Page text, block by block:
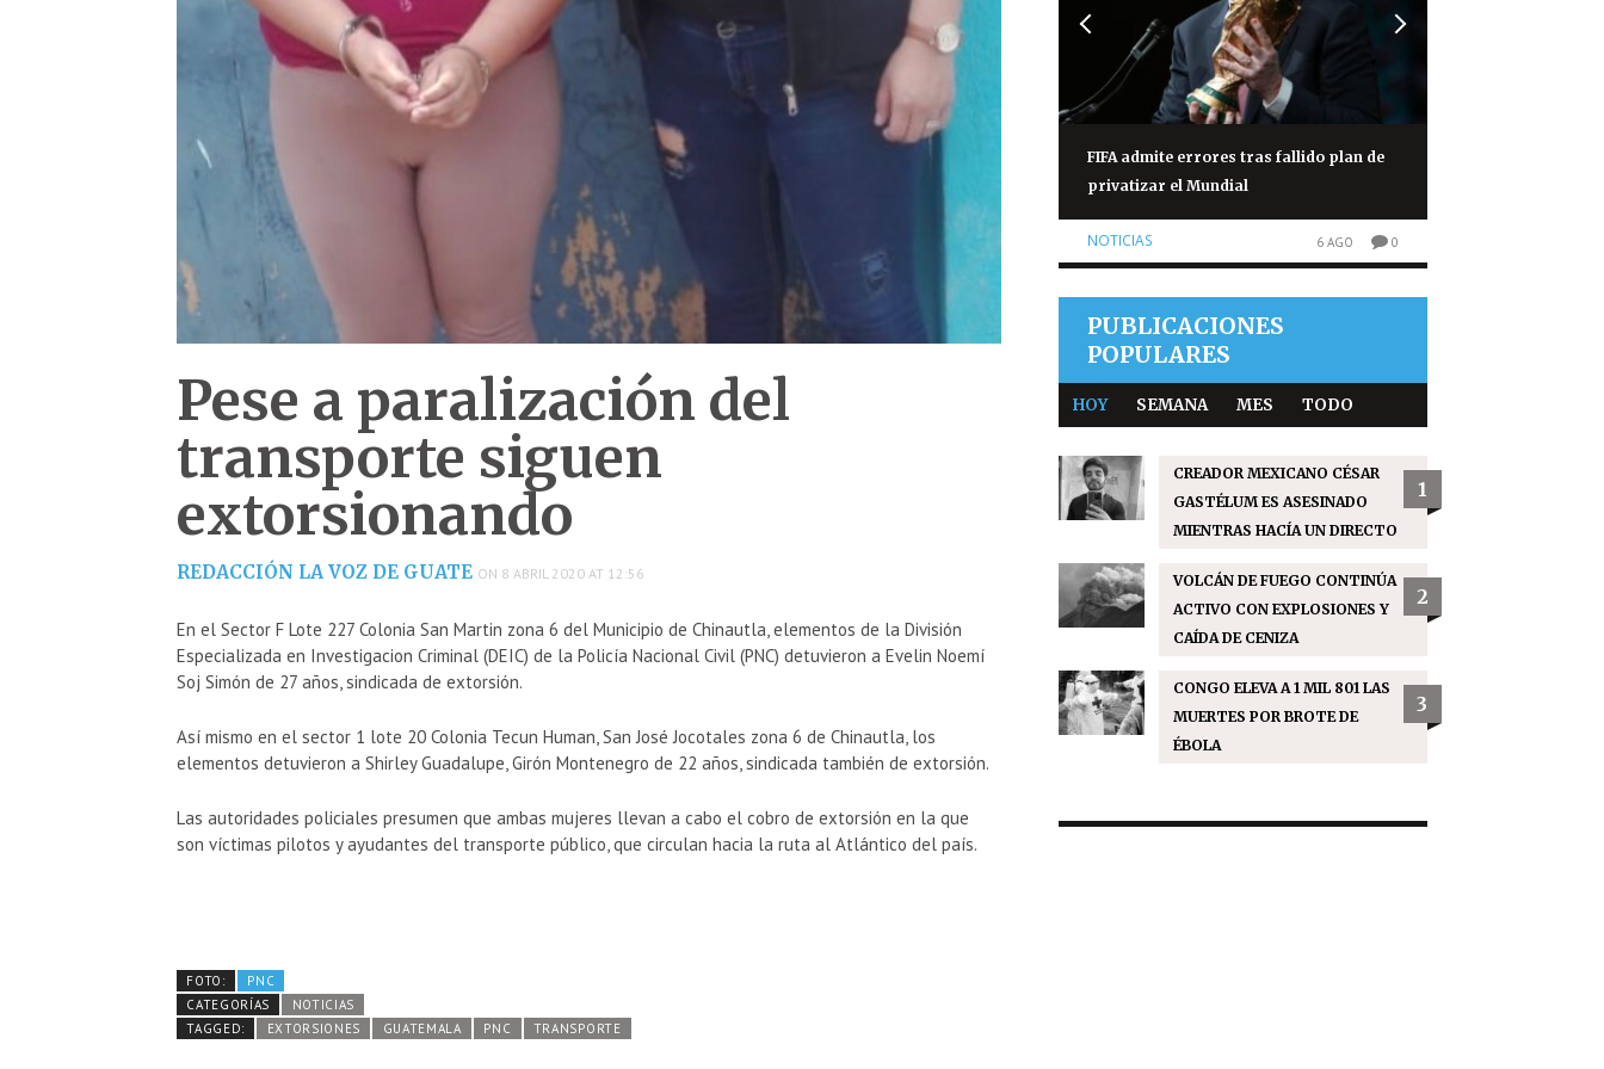
Pese a paralización del
transporte siguen
extorsionando
REDACCIÓN LA VOZ DE GUATE ON 8 ABRIL 2020 AT 12:56
En el Sector F Lote 227 Colonia San Martin zona 6 del Municipio de Chinautla, elementos de la División
Especializada en Investigacion Criminal (DEIC) de la Policía Nacional Civil (PNC) detuvieron a Evelin Noemí
Soj Simón de 27 años, sindicada de extorsión.
Así mismo en el sector 1 lote 20 Colonia Tecun Human, San José Jocotales zona 6 de Chinautla, los
elementos detuvieron a Shirley Guadalupe, Girón Montenegro de 22 años, sindicada también de extorsión.
Las autoridades policiales presumen que ambas mujeres llevan a cabo el cobro de extorsión en la que
son víctimas pilotos y ayudantes del transporte público, que circulan hacia la ruta al Atlántico del país.
FOTO:
PNC
CATEGORÍAS
NOTICIAS
TAGGED:
EXTORSIONES GUATEMALA PNC TRANSPORTE
FIFA admite errores tras fallido plan de
privatizar el Mundial
NOTICIAS 6 AGO 0
PUBLICACIONES
POPULARES
HOY SEMANA MES TODO
CREADOR MEXICANO CÉSAR
GASTÉLUM ES ASESINADO
MIENTRAS HACÍA UN DIRECTO
1
VOLCÁN DE FUEGO CONTINÚA
ACTIVO CON EXPLOSIONES Y
CAÍDA DE CENIZA
2
CONGO ELEVA A 1 MIL 801 LAS
MUERTES POR BROTE DE
ÉBOLA
3